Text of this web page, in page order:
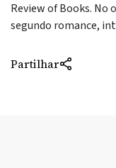
Review of Books. No
segundo romance,
Partilhar